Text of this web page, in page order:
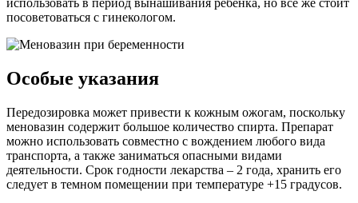
посоветоваться с гинекологом.
Особые указания
Передозировка может привести к кожным ожогам, поскольку
меновазин содержит большое количество спирта. Препарат
можно использовать совместно с вождением любого вида
транспорта, а также заниматься опасными видами
деятельности. Срок годности лекарства – 2 года, хранить его
следует в темном помещении при температуре +15 градусов.